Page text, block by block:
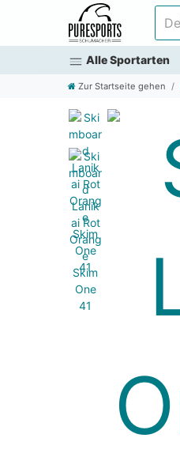
Alle Sportarten
Zur Startseite gehen